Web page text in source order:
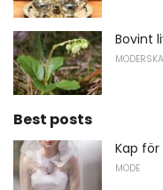
Bovint
Best posts
Kap
MODE